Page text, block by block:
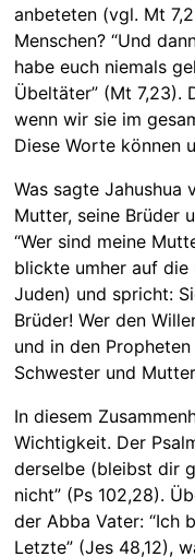
anbeteten (vgl. Mt
Menschen? “Und
habe euch niemals
Übeltäter” (Mt 7,23).
wenn wir sie im
Diese Worte können
Was sagte Jahushua
Mutter, seine Brüder
“Wer sind meine
blickte umher auf die
Juden) und spricht:
Brüder! Wer den
und in den
Schwester und
In diesem
Wichtigkeit. Der
derselbe (bleibst dir
nicht” (Ps 102,28).
der Abba Vater: “Ich
Letzte” (Jes 48,12),